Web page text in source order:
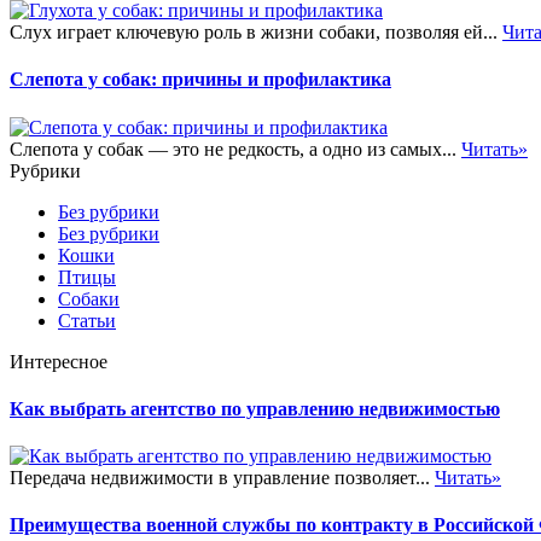
Слух играет ключевую роль в жизни собаки, позволяя ей...
Слепота у собак: причины и профилактика
Слепота у собак — это не редкость, а одно из самых... Читать»
Рубрики
Без рубрики
Без рубрики
Кошки
Птицы
Собаки
Статьи
Интересное
Как выбрать агентство по управлению недвижимостью
Передача недвижимости в управление позволяет... Читать»
Преимущества военной службы по контракту в Российской